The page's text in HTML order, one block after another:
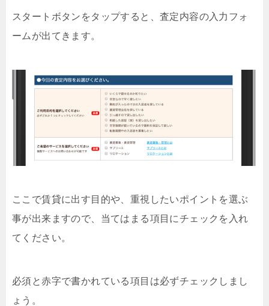
スタートボタンをタップすると、査定内容の入力フォ
ームが出てきます。
ここで賃貸に出す目的や、重視したいポイントを選ぶ
事が出来ますので、当てはまる項目にチェックを入れ
てください。
必須と赤字で書かれている項目は必ずチェックしまし
ょう。